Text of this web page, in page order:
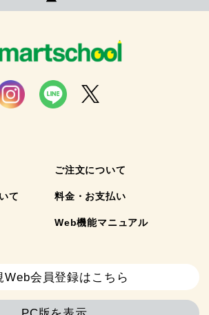
ご注文について
て 料金・お支払い
Web機能マニュアル
Web会員登録はこちら